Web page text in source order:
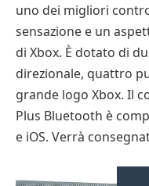
uno dei migliori
sensazione e un
di Xbox. È dotato di
direzionale, quattro
grande logo Xbox. Il
Plus Bluetooth è
e iOS. Verrà